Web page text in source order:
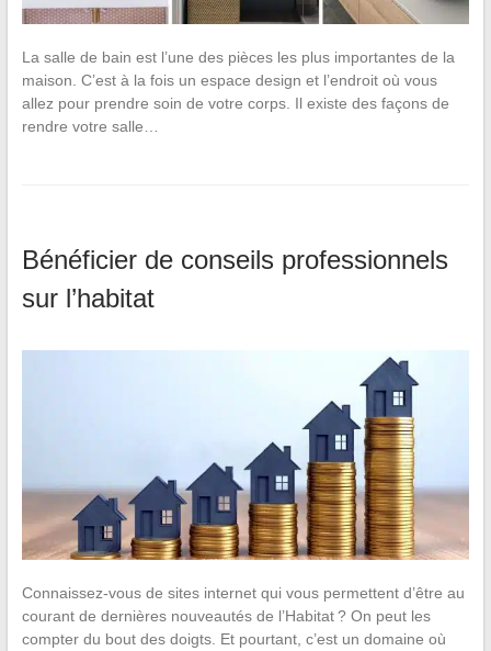
La salle de bain est l’une des pièces les plus importantes de la
maison. C’est à la fois un espace design et l’endroit où vous
allez pour prendre soin de votre corps. Il existe des façons de
rendre votre salle…
Bénéficier de conseils professionnels
sur l’habitat
Connaissez-vous de sites internet qui vous permettent d’être au
courant de dernières nouveautés de l’Habitat ? On peut les
compter du bout des doigts. Et pourtant, c’est un domaine où